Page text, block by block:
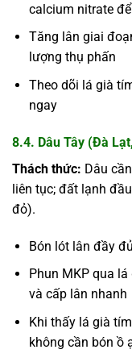
calcium nitrate
Tăng lân giai
lượng thụ phấn
Theo dõi lá già
ngay
8.4. Dâu Tây (Đà
Thách thức: Dâu
liên tục; đất lạnh
đỏ).
Bón lót lân đầy
Phun MKP qua
và cấp lân nhanh
Khi thấy lá già
không cần bón ồ